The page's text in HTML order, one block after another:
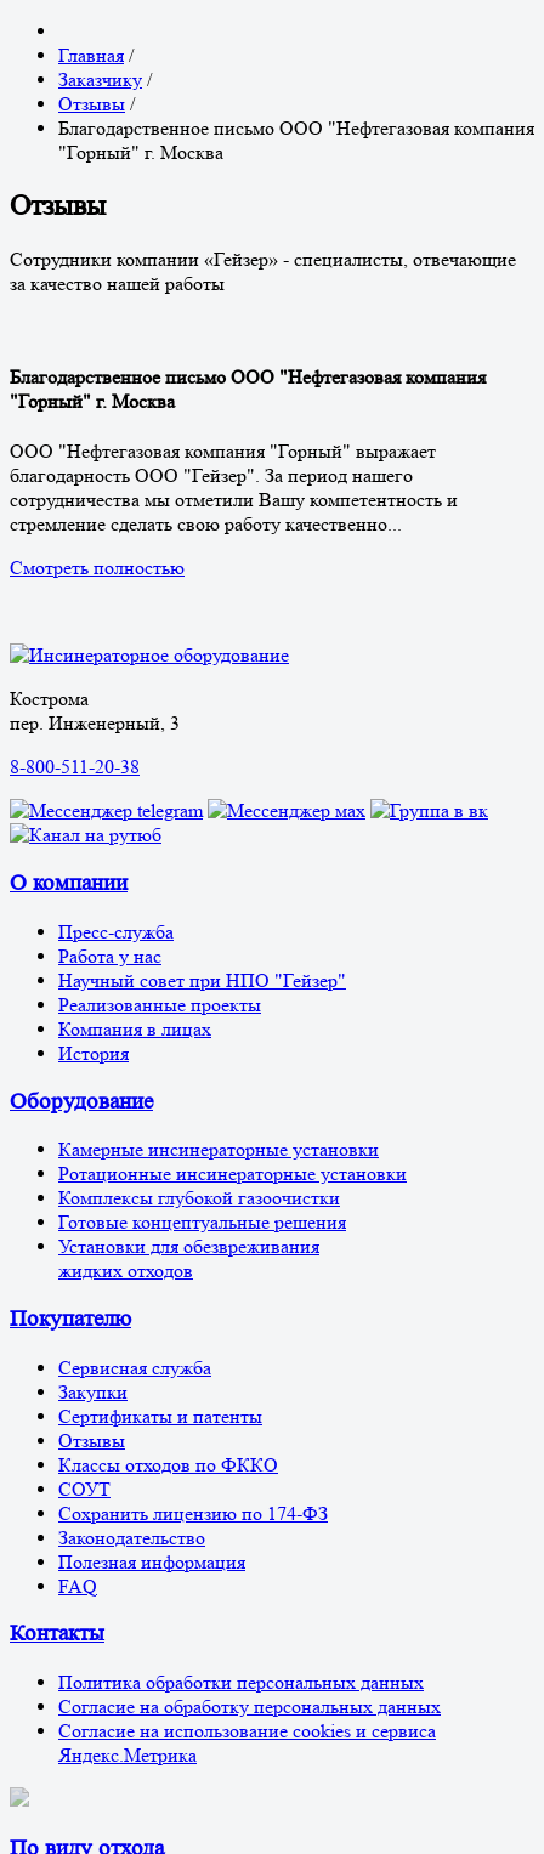
Главная /
Заказчику /
Отзывы /
Благодарственное письмо ООО "Нефтегазовая компания
"Горный" г. Москва
Отзывы
Сотрудники компании «Гейзер» - специалисты, отвечающие
за качество нашей работы
Благодарственное письмо ООО "Нефтегазовая компания
"Горный" г. Москва
ООО "Нефтегазовая компания "Горный" выражает
благодарность ООО "Гейзер". За период нашего
сотрудничества мы отметили Вашу компетентность и
стремление сделать свою работу качественно...
Смотреть полностью
Кострома
пер. Инженерный, 3
8-800-511-20-38
О компании
Пресс-служба
Работа у нас
Научный совет при НПО "Гейзер"
Реализованные проекты
Компания в лицах
История
Оборудование
Камерные инсинераторные установки
Ротационные инсинераторные установки
Комплексы глубокой газоочистки
Готовые концептуальные решения
Установки для обезвреживания
жидких отходов
Покупателю
Сервисная служба
Закупки
Сертификаты и патенты
Отзывы
Классы отходов по ФККО
СОУТ
Сохранить лицензию по 174-ФЗ
Законодательство
Полезная информация
FAQ
Контакты
Политика обработки персональных данных
Согласие на обработку персональных данных
Согласие на использование cookies и сервиса
Яндекс.Метрика
По виду отхода